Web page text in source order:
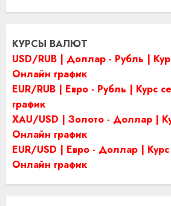
КУРСЫ ВАЛЮТ
USD/RUB | Доллар - Рубль |
Онлайн график
EUR/RUB | Евро - Рубль | Курс
график
XAU/USD | Золото - Доллар |
Онлайн график
EUR/USD | Евро - Доллар |
Онлайн график